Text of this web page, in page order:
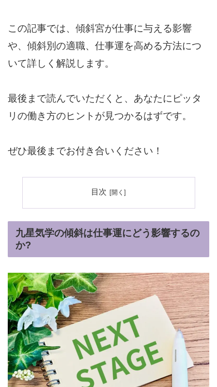
この記事では、傾斜宮が仕事に与える影響
や、傾斜別の適職、仕事運を高める方法につ
いて詳しく解説します。
最後まで読んでいただくと、あなたにピッタ
リの働き方のヒントが見つかるはずです。
ぜひ最後までお付き合いください！
目次
九星気学の傾斜は仕事運にどう影響するの
か?